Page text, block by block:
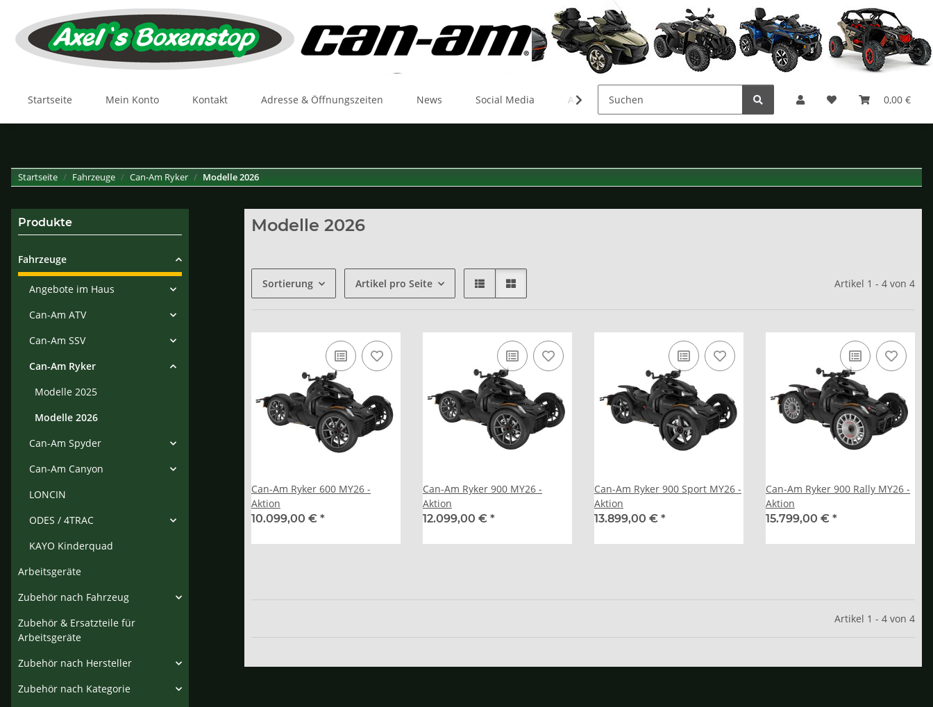
0,00 €
Startseite Mein Konto Kontakt Adresse & Öffnungszeiten News Social Media Aktionen
Startseite Fahrzeuge Can-Am Ryker Modelle 2026
Modelle 2026
Sortierung Artikel pro Seite Artikel 1 - 4 von 4
Can-Am Ryker 600 MY26 -
Aktion
10.099,00 € *
Can-Am Ryker 900 MY26 -
Aktion
12.099,00 € *
Can-Am Ryker 900 Sport MY26 -
Aktion
13.899,00 € *
Can-Am Ryker 900 Rally MY26 -
Aktion
15.799,00 € *
Artikel 1 - 4 von 4
Produkte
Fahrzeuge
Angebote im Haus
Can-Am ATV
Can-Am SSV
Can-Am Ryker
Modelle 2025
Modelle 2026
Can-Am Spyder
Can-Am Canyon
LONCIN
ODES / 4TRAC
KAYO Kinderquad
Arbeitsgeräte
Zubehör nach Fahrzeug
Zubehör & Ersatzteile für
Arbeitsgeräte
Zubehör nach Hersteller
Zubehör nach Kategorie